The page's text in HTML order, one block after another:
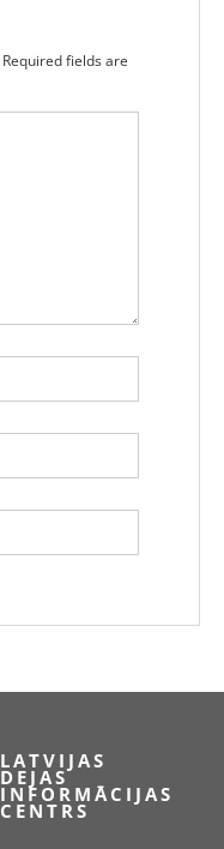
Required fields are
LATVIJAS
DEJAS
INFORMĀCIJAS
CENTRS